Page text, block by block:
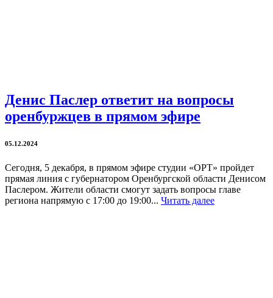
Денис Паслер ответит на вопросы
оренбуржцев в прямом эфире
05.12.2024
Сегодня, 5 декабря, в прямом эфире студии «ОРТ» пройдет
прямая линия с губернатором Оренбургской области Денисом
Паслером. Жители области смогут задать вопросы главе
региона напрямую с 17:00 до 19:00... Читать далее